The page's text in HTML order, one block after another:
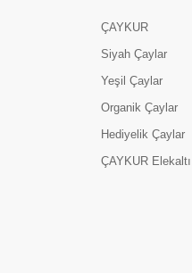
ÇAYKUR
Siyah Çaylar
Yeşil Çaylar
Organik Çaylar
Hediyelik Çaylar
ÇAYKUR Elekaltı